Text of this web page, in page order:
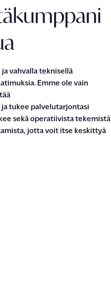
javahvallateknisellä
Emme ole vain
tukee palvelutarjontasi
sekä operatiivista tekemistä
jotta voit itse keskittyä